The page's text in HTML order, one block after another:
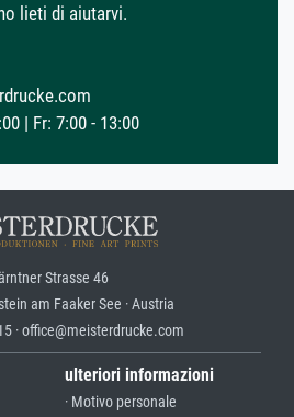
lieti di aiutarvi.
| Fr: 7:00 - 13:00
Strasse 46
am Faaker See · Austria
· office@meisterdrucke.com
ulteriori informazioni
· Motivo personale